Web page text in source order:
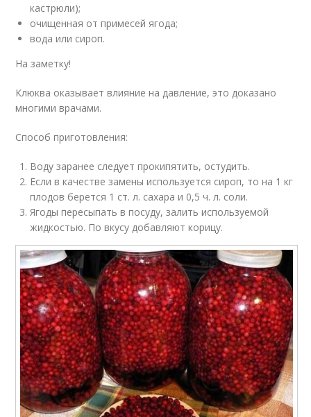
кастрюли);
очищенная от примесей ягода;
вода или сироп.
На заметку!
Клюква оказывает влияние на давление, это доказано
многими врачами.
Способ приготовления:
Воду заранее следует прокипятить, остудить.
Если в качестве замены используется сироп, то на 1 кг
плодов берется 1 ст. л. сахара и 0,5 ч. л. соли.
Ягоды пересыпать в посуду, залить используемой
жидкостью. По вкусу добавляют корицу.